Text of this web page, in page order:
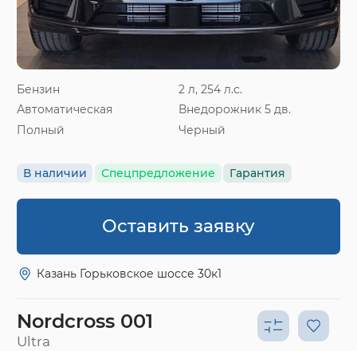
Бензин
2 л, 254 л.с.
Автоматическая
Внедорожник 5 дв.
Полный
Черный
В наличии Спецпредложение Гарантия
Оставить заявку
Казань Горьковское шоссе 30к1
Nordcross 001
Ultra